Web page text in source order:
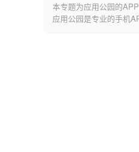
本专题为应用公园的
应用公园是专业的手机